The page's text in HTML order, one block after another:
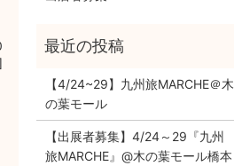
【4/24~29】九州旅MARCHE＠木
の葉モール
【出展者募集】4/24～29『九州
旅MARCHE』@木の葉モール橋本